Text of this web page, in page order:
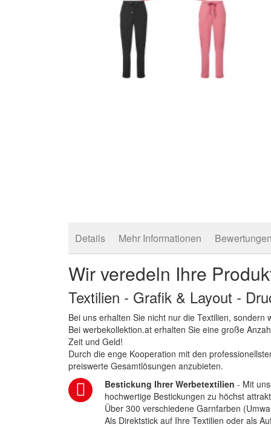
Details Mehr Informationen Bewertungen
Wir veredeln Ihre
Textilien - Grafik & Layout -
Bei uns erhalten Sie nicht nur die Textilien,
Bei werbekollektion.at erhalten Sie eine große
Zeit und Geld!
Durch die enge Kooperation mit den
preiswerte Gesamtlösungen anzubieten.
Bestickung Ihrer Werbetextilien - Mit
hochwertige Bestickungen zu höchst
Über 300 verschiedene Garnfarben
Als Direktstick auf Ihre Textilien oder als